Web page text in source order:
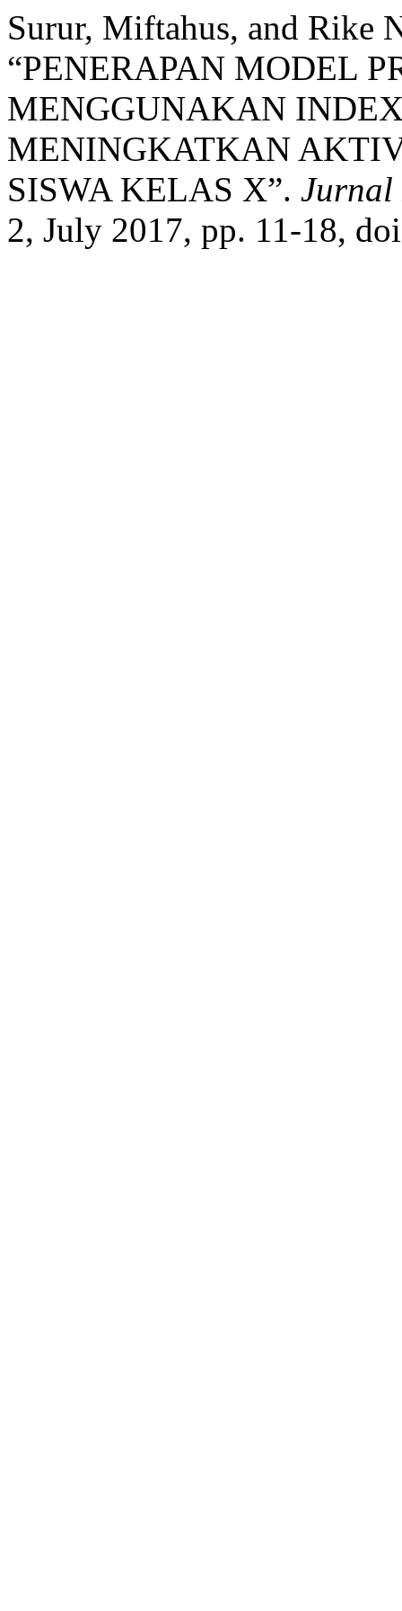
Surur, Miftahus, and Rike
“PENERAPAN MODEL
MENGGUNAKAN
MENINGKATKAN
SISWA KELAS X”. Jurnal
2, July 2017, pp. 11-18,